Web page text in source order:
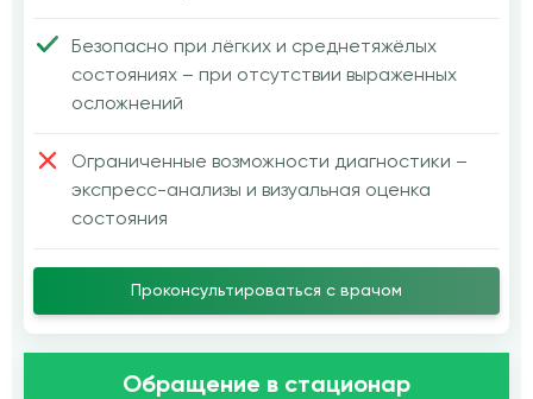
Безопасно при лёгких и среднетяжёлых
состояниях – при отсутствии выраженных
осложнений
Ограниченные возможности диагностики –
экспресс-анализы и визуальная оценка
состояния
Проконсультироваться с врачом
Обращение в стационар